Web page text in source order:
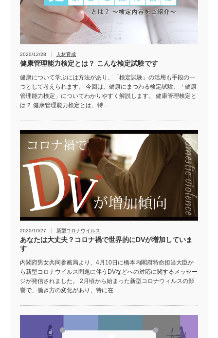
2020/12/28 人材育成
健康管理能力検定とは？ こんな検定試験です
健康について学ぶには方法があり、「検定試験」の活用も手段の一
つとして考えられます。 今回は、健康にまつわる検定試験、「健康
管理能力検定」についてわかりやすく解説します。 健康管理検定と
は？ 健康管理能力検定とは、特…
2020/10/27 新型コロナウイルス
あなたは大丈夫？コロナ禍で世界的にDVが増加していま
す
内閣府男女共同参画局より、4月10日に橋本内閣府特命担当大臣か
ら新型コロナウイルス問題に伴うDVなどへの対応に関するメッセー
ジが発信されました。 2月頃から始まった新型コロナウィルスの影
響で、働き方の変化があり、特に在…